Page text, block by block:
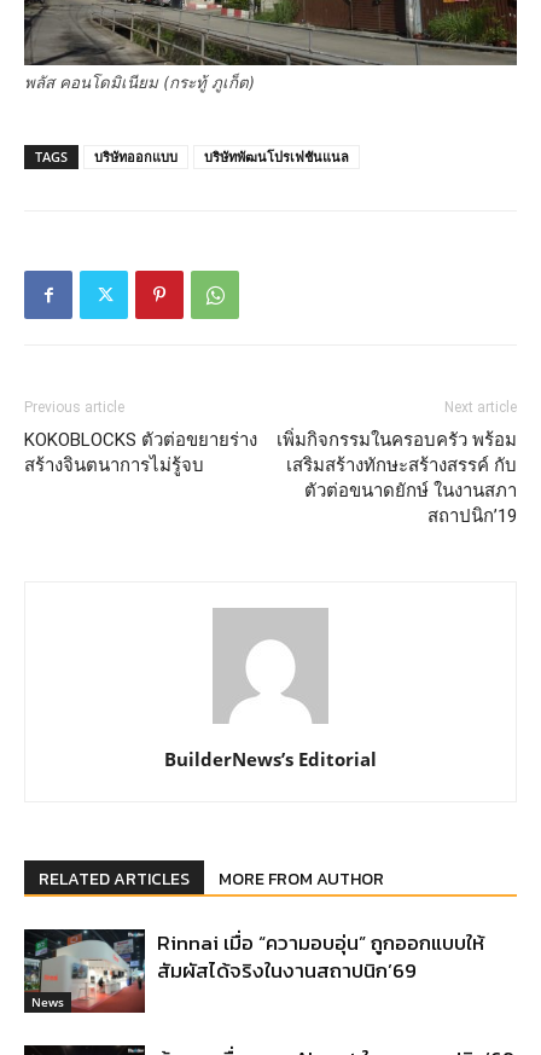
พลัส คอนโดมิเนียม (กระทู้ ภูเก็ต)
TAGS บริษัทออกแบบ บริษัทพัฒนโปรเฟชันแนล
Previous article
KOKOBLOCKS ตัวต่อขยายร่าง
สร้างจินตนาการไม่รู้จบ
Next article
เพิ่มกิจกรรมในครอบครัว พร้อม
เสริมสร้างทักษะสร้างสรรค์ กับ
ตัวต่อขนาดยักษ์ ในงานสภา
สถาปนิก’19
BuilderNews’s Editorial
RELATED ARTICLES MORE FROM AUTHOR
News
Rinnai เมื่อ “ความอบอุ่น” ถูกออกแบบให้
สัมผัสได้จริงในงานสถาปนิก’69